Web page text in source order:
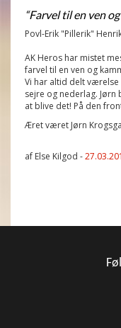
“Farvel til en ven
Povl-Erik "Pillerik"
AK Heros har mistet
farvel til en ven og
Vi har altid delt
sejre og nederlag.
at blive det! På den
Æret været Jørn
af Else Kilgod -